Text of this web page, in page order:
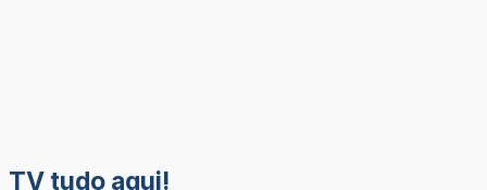
TV tudo aqui!